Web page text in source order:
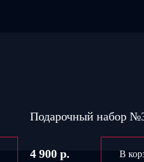
Подарочный набор
4 900 р. В